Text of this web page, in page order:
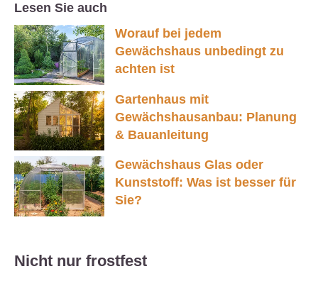
Lesen Sie auch
Worauf bei jedem
Gewächshaus unbedingt zu
achten ist
Gartenhaus mit
Gewächshausanbau: Planung
& Bauanleitung
Gewächshaus Glas oder
Kunststoff: Was ist besser für
Sie?
Nicht nur frostfest